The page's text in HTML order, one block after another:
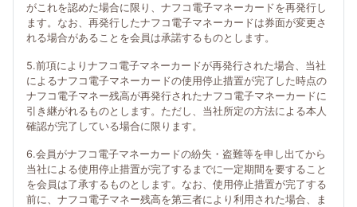
がこれを認めた場合に限り、ナフコ電子マネーカードを再発行し
ます。なお、再発行したナフコ電子マネーカードは券面が変更さ
れる場合があることを会員は承諾するものとします。
5.前項によりナフコ電子マネーカードが再発行された場合、当社
によるナフコ電子マネーカードの使用停止措置が完了した時点の
ナフコ電子マネー残高が再発行されたナフコ電子マネーカードに
引き継がれるものとします。ただし、当社所定の方法による本人
確認が完了している場合に限ります。
6.会員がナフコ電子マネーカードの紛失・盗難等を申し出てから
当社による使用停止措置が完了するまでに一定期間を要すること
を会員は了承するものとします。なお、使用停止措置が完了する
前に、ナフコ電子マネー残高を第三者により利用された場合、ま